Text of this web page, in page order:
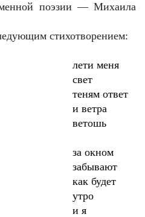
поэзии — Михаила
стихотворением:
лети меня
свет
теням ответ
и ветра
ветошь
за окном
забывают
как будет
утро
и я